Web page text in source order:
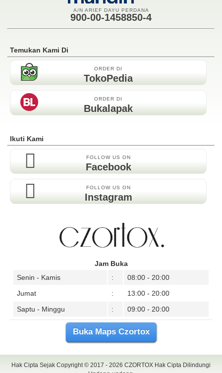
A/N ARIEF DAYU PERDANA
900-00-1458850-4
Temukan Kami Di
ORDER DI
TokoPedia
ORDER DI
Bukalapak
Ikuti Kami
FOLLOW US ON
Facebook
FOLLOW US ON
Instagram
Jam Buka
Senin - Kamis
:
08:00 - 20:00
Jumat
:
13:00 - 20:00
Saptu - Minggu
: 09:00 - 20:00
Buka Maps Czortox
Hak Cipta Sejak Copyright © 2017 - 2026 CZORTOX Hak Cipta Dilindungi